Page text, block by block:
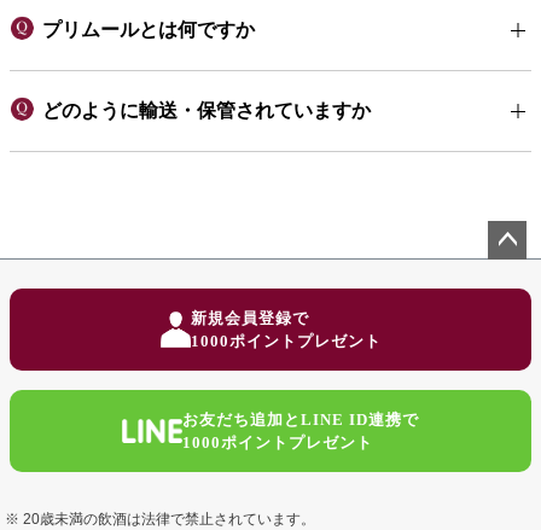
プリムールとは何ですか
どのように輸送・保管されていますか
新規会員登録で
1000ポイントプレゼント
お友だち追加とLINE ID連携で
1000ポイントプレゼント
20歳未満の飲酒は法律で禁止されています。